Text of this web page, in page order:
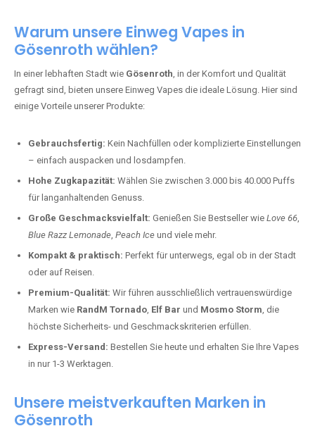
Warum unsere Einweg Vapes in
Gösenroth wählen?
In einer lebhaften Stadt wie Gösenroth, in der Komfort und Qualität
gefragt sind, bieten unsere Einweg Vapes die ideale Lösung. Hier sind
einige Vorteile unserer Produkte:
Gebrauchsfertig: Kein Nachfüllen oder komplizierte Einstellungen
– einfach auspacken und losdampfen.
Hohe Zugkapazität: Wählen Sie zwischen 3.000 bis 40.000 Puffs
für langanhaltenden Genuss.
Große Geschmacksvielfalt: Genießen Sie Bestseller wie Love 66,
Blue Razz Lemonade, Peach Ice und viele mehr.
Kompakt & praktisch: Perfekt für unterwegs, egal ob in der Stadt
oder auf Reisen.
Premium-Qualität: Wir führen ausschließlich vertrauenswürdige
Marken wie RandM Tornado, Elf Bar und Mosmo Storm, die
höchste Sicherheits- und Geschmackskriterien erfüllen.
Express-Versand: Bestellen Sie heute und erhalten Sie Ihre Vapes
in nur 1-3 Werktagen.
Unsere meistverkauften Marken in
Gösenroth